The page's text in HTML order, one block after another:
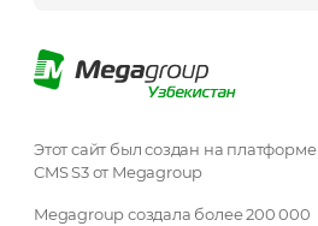
Megagroup создала более 200 000
Этот сайт был создан на платформе
CMS S3 от Megagroup